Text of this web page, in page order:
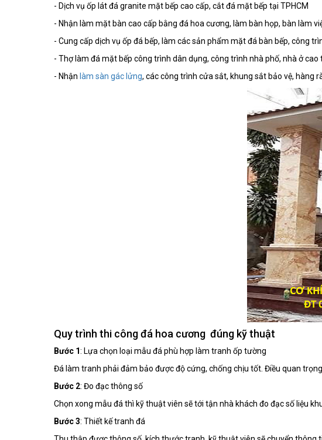
- Dịch vụ ốp lát đá granite mặt bếp cao cấp, cắt đá mặt bếp tại TPHCM
- Nhận làm mặt bàn cao cấp bằng đá hoa cương, làm bàn họp, bàn làm
- Cung cấp dịch vụ ốp đá bếp, làm các sản phẩm mặt đá bàn bếp, công
- Thợ làm đá mặt bếp công trình dân dụng, công trình nhà phố, nhà ở cao
- Nhận làm sàn gác lửng, các công trình cửa sắt, khung sắt bảo vệ, hàng
Quy trình thi công đá hoa cương đúng kỹ thuật
Bước 1: Lựa chọn loại mẫu đá phù hợp làm tranh ốp tường
Đá làm tranh phải đảm bảo được độ cứng, chống chịu tốt. Điều quan
Bước 2: Đo đạc thông số
Chọn xong mẫu đá thì kỹ thuật viên sẽ tới tận nhà khách đo đạc số liệu
Bước 3: Thiết kế tranh đá